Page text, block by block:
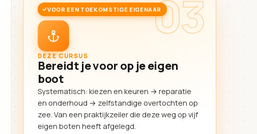
03
VOOR EEN TOEKOMSTIGE EIGENAAR
DEZE CURSUS
Bereidt je voor op je eigen
boot
Systematisch: kiezen en keuren → reparatie
en onderhoud → zelfstandige overtochten op
zee. Van een praktijkzeiler die deze weg op vijf
eigen boten heeft afgelegd.